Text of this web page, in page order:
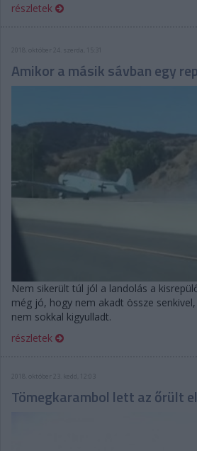
részletek
2018. október 24. szerda, 15:31
Amikor a másik sávban egy
Nem sikerült túl jól a landolás a
még jó, hogy nem akadt össze
nem sokkal kigyulladt.
részletek
2018. október 23. kedd, 12:03
Tömegkarambol lett az őrült